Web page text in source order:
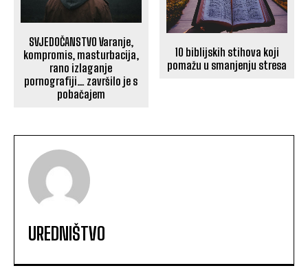
SVJEDOČANSTVO Varanje,
kompromis, masturbacija,
rano izlaganje
pornografiji… završilo je s
pobačajem
10 biblijskih stihova koji
pomažu u smanjenju stresa
UREDNIŠTVO